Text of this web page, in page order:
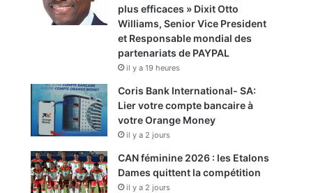
plus efficaces » Dixit Otto
Williams, Senior Vice President
et Responsable mondial des
partenariats de PAYPAL
il y a 19 heures
Coris Bank International- SA:
Lier votre compte bancaire à
votre Orange Money
il y a 2 jours
CAN féminine 2026 : les Etalons
Dames quittent la compétition
il y a 2 jours